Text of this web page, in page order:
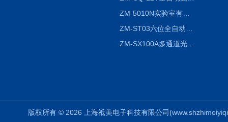
ZM-5010N实验室有机溶剂喷雾干燥机
ZM-SX100A多通道光催化反应仪
版权所有 © 2026 上海祗美电子科技有限公司